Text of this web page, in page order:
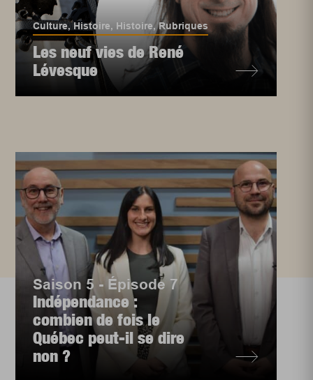
Culture,Histoire, Histoire,Rubriques
Les neuf vies de René
Lévesque
Saison 5 - Épisode 7
Indépendance :
combien de fois le
Québec peut-il se dire
non ?